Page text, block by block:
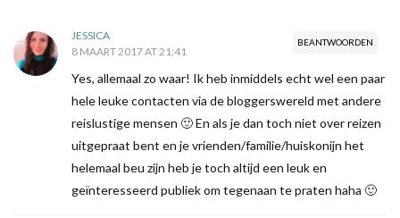
BEANTWOORDEN
JESSICA
8 MAART 2017 AT 21:41
Yes, allemaal zo waar! Ik heb inmiddels echt wel een paar
hele leuke contacten via de bloggerswereld met andere
reislustige mensen 🙂 En als je dan toch niet over reizen
uitgepraat bent en je vrienden/familie/huiskonijn het
helemaal beu zijn heb je toch altijd een leuk en
geïnteresseerd publiek om tegenaan te praten haha 🙂